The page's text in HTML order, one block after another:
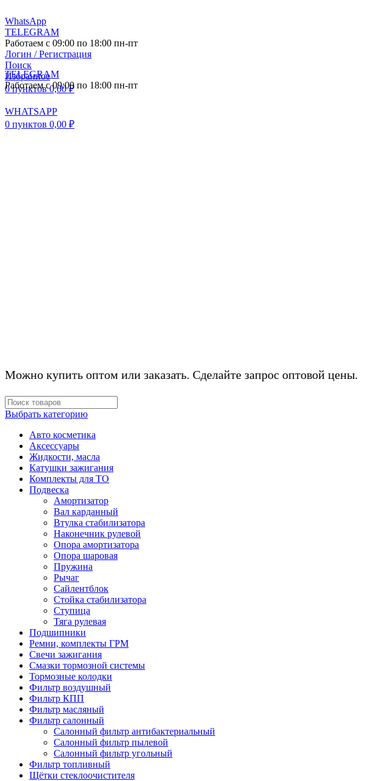
WhatsApp
TELEGRAM
Работаем с 09:00 по 18:00 пн-пт
Логин / Регистрация
Поиск
Избранное
0пунктов 0,00₽
WHATSAPP
0 пунктов 0,00 ₽
TELEGRAM
Работаем с 09:00 по 18:00 пн-пт
Можно купить оптом или заказать. Сделайте запрос оптовой цены.
Выбрать категорию
Авто косметика
Аксессуары
Жидкости, масла
Катушки зажигания
Комплекты для ТО
Подвеска
Амортизатор
Вал карданный
Втулка стабилизатора
Наконечник рулевой
Опора амортизатора
Опора шаровая
Пружина
Рычаг
Сайлентблок
Стойка стабилизатора
Ступица
Тяга рулевая
Подшипники
Ремни, комплекты ГРМ
Свечи зажигания
Смазки тормозной системы
Тормозные колодки
Фильтр воздушный
Фильтр КПП
Фильтр масляный
Фильтр салонный
Салонный фильтр антибактериальный
Салонный фильтр пылевой
Салонный фильтр угольный
Фильтр топливный
Щётки стеклоочистителя